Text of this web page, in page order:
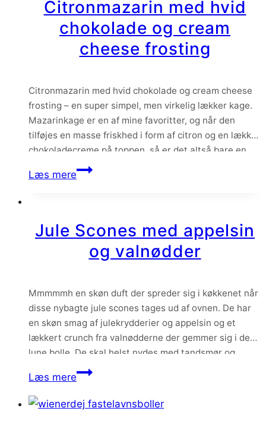
Citronmazarin med hvid
chokolade og cream
cheese frosting
Citronmazarin med hvid chokolade og cream cheese
frosting – en super simpel, men virkelig lækker kage.
Mazarinkage er en af mine favoritter, og når den
tilføjes en masse friskhed i form af citron og en lækker
chokoladecreme på toppen, så er det altså bare en
Læs mereCitronmazarin
og
cream
Jule Scones med appelsin
og valnødder
Mmmmmh en skøn duft der spreder sig i køkkenet når
disse nybagte jule scones tages ud af ovnen. De har
en skøn smag af julekrydderier og appelsin og et
lækkert crunch fra valnødderne der gemmer sig i den
lune bolle. De skal helst nydes med tandsmør og
eventuelt en klat god marmelade. Og så en…
Læs mereJule
med